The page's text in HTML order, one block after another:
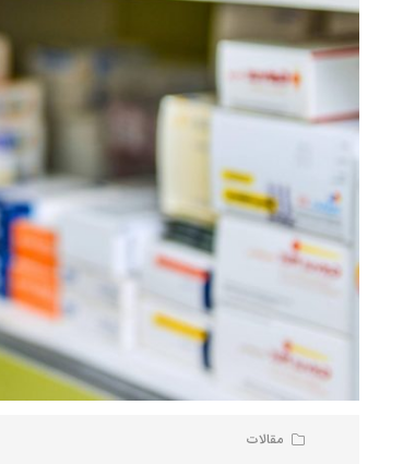
مقالات